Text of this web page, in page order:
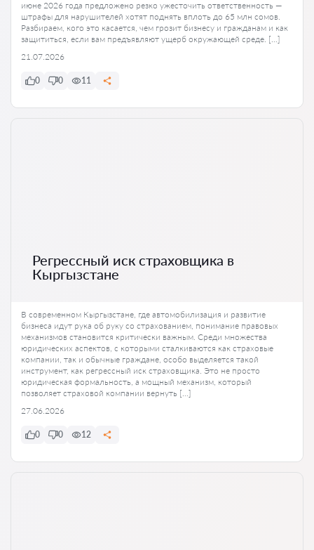
июне 2026 года предложено резко ужесточить ответственность —
штрафы для нарушителей хотят поднять вплоть до 65 млн сомов.
Разбираем, кого это касается, чем грозит бизнесу и гражданам и как
защититься, если вам предъявляют ущерб окружающей среде. […]
21.07.2026
0 0 11
Регрессный иск страховщика в
Кыргызстане
В современном Кыргызстане, где автомобилизация и развитие
бизнеса идут рука об руку со страхованием, понимание правовых
механизмов становится критически важным. Среди множества
юридических аспектов, с которыми сталкиваются как страховые
компании, так и обычные граждане, особо выделяется такой
инструмент, как регрессный иск страховщика. Это не просто
юридическая формальность, а мощный механизм, который
позволяет страховой компании вернуть […]
27.06.2026
0 0 12